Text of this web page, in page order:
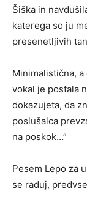
Šiška in
katerega so ju
presenetljivih
Minimalistična,
vokal je postala
dokazujeta, da
poslušalca
na poskok…”
Pesem Lepo za
se raduj,